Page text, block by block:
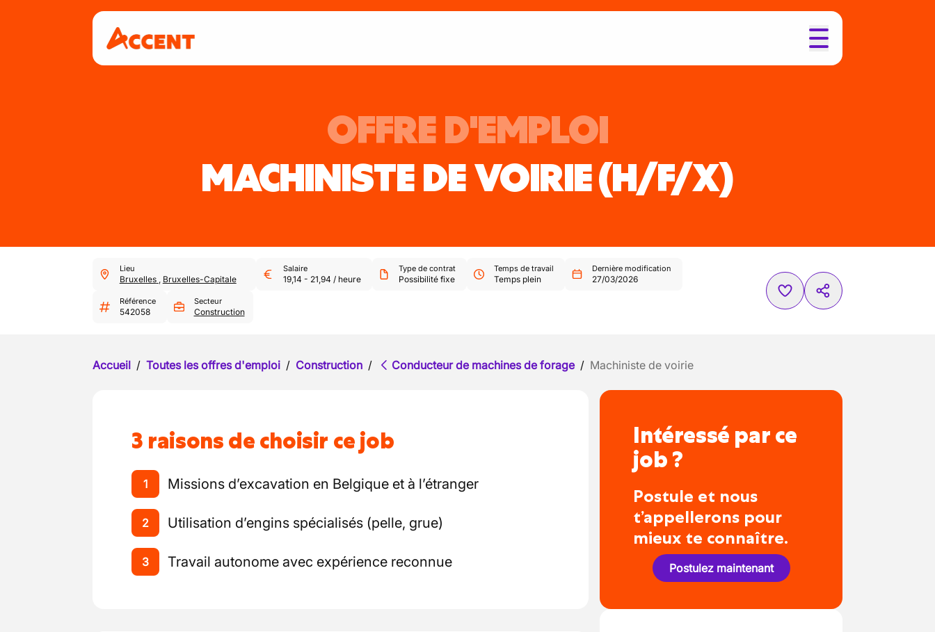
OFFRE D'EMPLOI
MACHINISTE DE VOIRIE(H/F/X)
Lieu
Bruxelles , Bruxelles-Capitale
Salaire
19,14 - 21,94 / heure
Type de contrat
Possibilité fixe
Temps de travail
Temps plein
Dernière modification
27/03/2026
Référence
542058
Secteur
Construction
Accueil / Toutes les offres d'emploi / Construction / Conducteur de machines de forage / Machiniste de voirie
3 raisons de choisir ce job
1 Missions d’excavation en Belgique et à l’étranger
2 Utilisation d’engins spécialisés (pelle, grue)
3 Travail autonome avec expérience reconnue
Intéressé par ce
job ?
Postule et nous
t’appellerons pour
mieux te connaître.
Postulez maintenant